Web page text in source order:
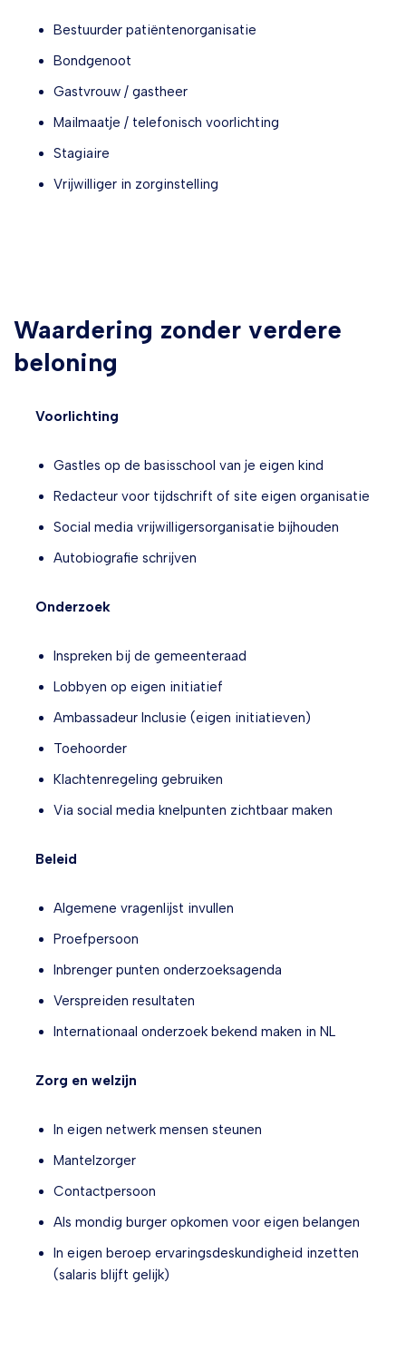
Bestuurder patiëntenorganisatie
Bondgenoot
Gastvrouw / gastheer
Mailmaatje / telefonisch voorlichting
Stagiaire
Vrijwilliger in zorginstelling
Waardering zonder verdere
beloning
Voorlichting
Gastles op de basisschool van je eigen kind
Redacteur voor tijdschrift of site eigen organisatie
Social media vrijwilligersorganisatie bijhouden
Autobiografie schrijven
Onderzoek
Inspreken bij de gemeenteraad
Lobbyen op eigen initiatief
Ambassadeur Inclusie (eigen initiatieven)
Toehoorder
Klachtenregeling gebruiken
Via social media knelpunten zichtbaar maken
Beleid
Algemene vragenlijst invullen
Proefpersoon
Inbrenger punten onderzoeksagenda
Verspreiden resultaten
Internationaal onderzoek bekend maken in NL
Zorg en welzijn
In eigen netwerk mensen steunen
Mantelzorger
Contactpersoon
Als mondig burger opkomen voor eigen belangen
In eigen beroep ervaringsdeskundigheid inzetten
(salaris blijft gelijk)